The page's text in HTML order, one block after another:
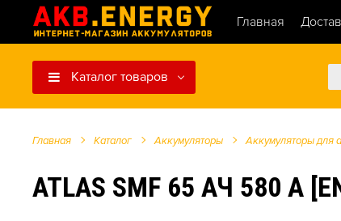
Главная
Каталог товаров
Главная Каталог Аккумуляторы Аккумуляторы для
ATLAS SMF 65 АЧ 580 А